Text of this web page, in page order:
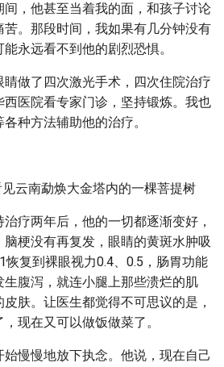
，他甚至当着我的面，和孩子讨论
。那段时间，我如果有几分钟没有
永远看不到他的剧烈恐惧。
睛做了四次激光手术，四次住院治疗
医院看专家门诊，坚持锻炼。我也
种方法辅助他的治疗。
云南勐焕大金塔内的一棵菩提树
疗两年后，他的一切都逐渐变好，
梗没有再复发，眼睛的黄斑水肿吸
恢复到裸眼视力0.4、0.5，肠胃功能
腹泻，就连小腿上那些溃烂的肌
肤。让医生都觉得不可思议的是，
现在又可以做饭做菜了。
慢慢地放下执念。他说，现在自己